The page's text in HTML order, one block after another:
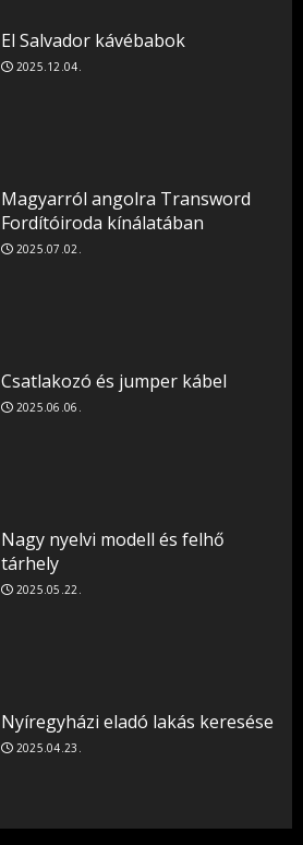
El Salvador kávébabok
2025.12.04.
Magyarról angolra Transword
Fordítóiroda kínálatában
2025.07.02.
Csatlakozó és jumper kábel
2025.06.06.
Nagy nyelvi modell és felhő
tárhely
2025.05.22.
Nyíregyházi eladó lakás keresése
2025.04.23.